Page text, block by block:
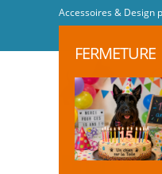
Accessoires & Design
FERMETURE